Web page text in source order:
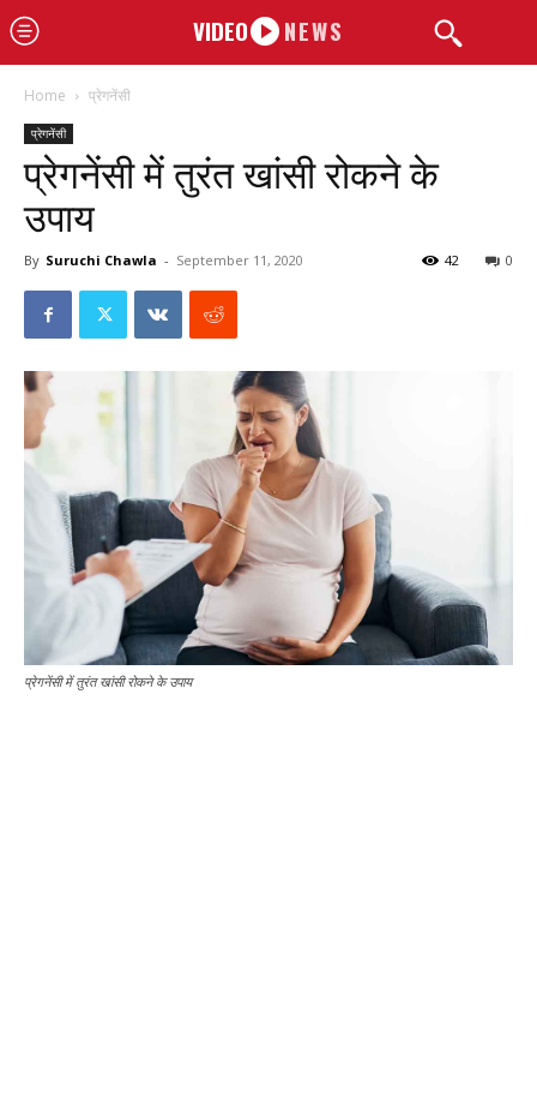
VIDEO NEWS
Home प्रेगनेंसी
प्रेगनेंसी
प्रेगनेंसी में तुरंत खांसी रोकने के
उपाय
By Suruchi Chawla - September 11, 2020 0
42
प्रेगनेंसी में तुरंत खांसी रोकने के उपाय